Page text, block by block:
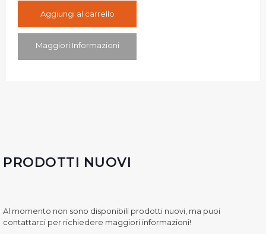
Aggiungi al carrello
Maggiori Informazioni
PRODOTTI NUOVI
Al momento non sono disponibili prodotti nuovi, ma puoi
contattarci per richiedere maggiori informazioni!